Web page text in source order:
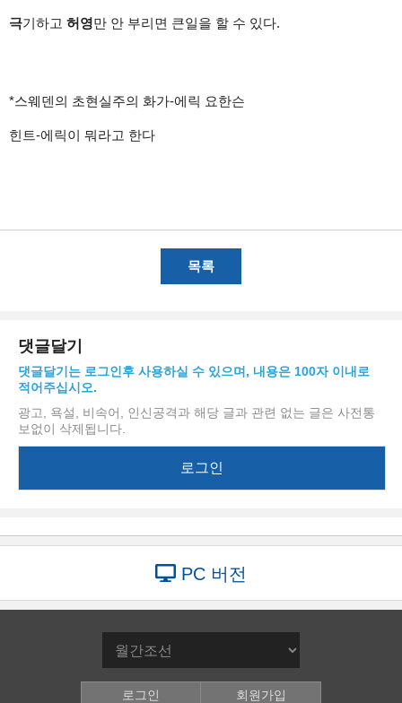
극기하고 허영만 안 부리면 큰일을 할 수 있다.
*스웨덴의 초현실주의 화가-에릭 요한슨
힌트-에릭이 뭐라고 한다
목록
댓글달기
댓글달기는 로그인후 사용하실 수 있으며, 내용은 100자 이내로
적어주십시오.
광고, 욕설, 비속어, 인신공격과 해당 글과 관련 없는 글은 사전통
보없이 삭제됩니다.
로그인
PC 버전
로그인 회원가입